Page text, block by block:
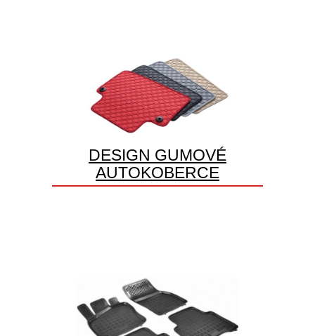
DESIGN GUMOVÉ
AUTOKOBERCE